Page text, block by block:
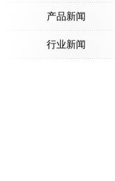
产品新闻
行业新闻